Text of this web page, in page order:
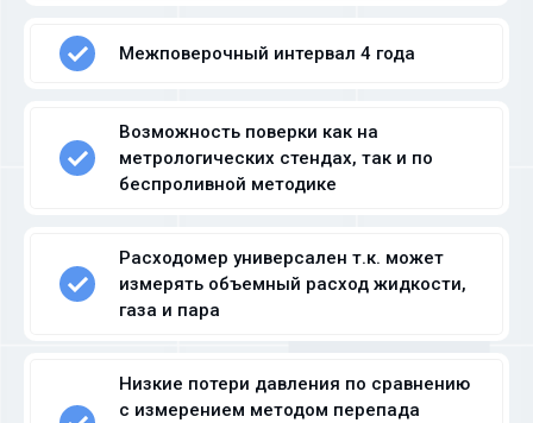
Межповерочный интервал 4 года
Возможность поверки как на
метрологических стендах, так и по
беспроливной методике
Расходомер универсален т.к. может
измерять объемный расход жидкости,
газа и пара
Низкие потери давления по сравнению
с измерением методом перепада